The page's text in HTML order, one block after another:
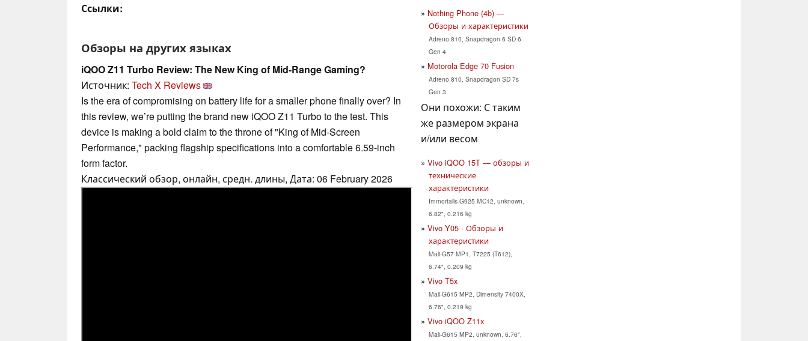
Ссылки:
Обзоры на других языках
iQOO Z11 Turbo Review: The New King of Mid-Range Gaming?
Источник: Tech X Reviews
Is the era of compromising on battery life for a smaller phone finally over? In
this review, we’re putting the brand new iQOO Z11 Turbo to the test. This
device is making a bold claim to the throne of "King of Mid-Screen
Performance," packing flagship specifications into a comfortable 6.59-inch
form factor.
Классический обзор, онлайн, средн. длины, Дата: 06 February 2026
Nothing Phone (4b) —
Обзоры и характеристики
Adreno 810, Snapdragon 6 SD 6
Gen 4
Motorola Edge 70 Fusion
Adreno 810, Snapdragon SD 7s
Gen 3
Они похожи: С таким
же размером экрана
и/или весом
Vivo iQOO 15T — обзоры и
технические
характеристики
Immortalis-G925 MC12, unknown,
6.82", 0.216 kg
Vivo Y05 - Обзоры и
характеристики
Mali-G57 MP1, T7225 (T612),
6.74", 0.209 kg
Vivo T5x
Mali-G615 MP2, Dimensity 7400X,
6.76", 0.219 kg
Vivo iQOO Z11x
Mali-G615 MP2, unknown, 6.76",